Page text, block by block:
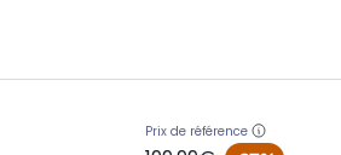
Prix de référence